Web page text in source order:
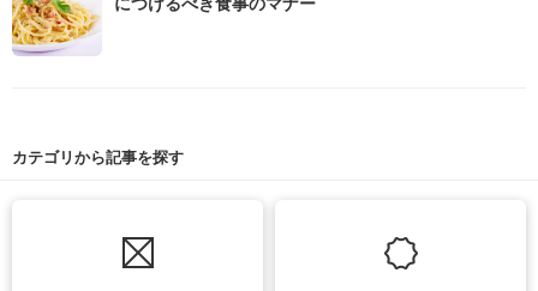
カテゴリから記事を探す